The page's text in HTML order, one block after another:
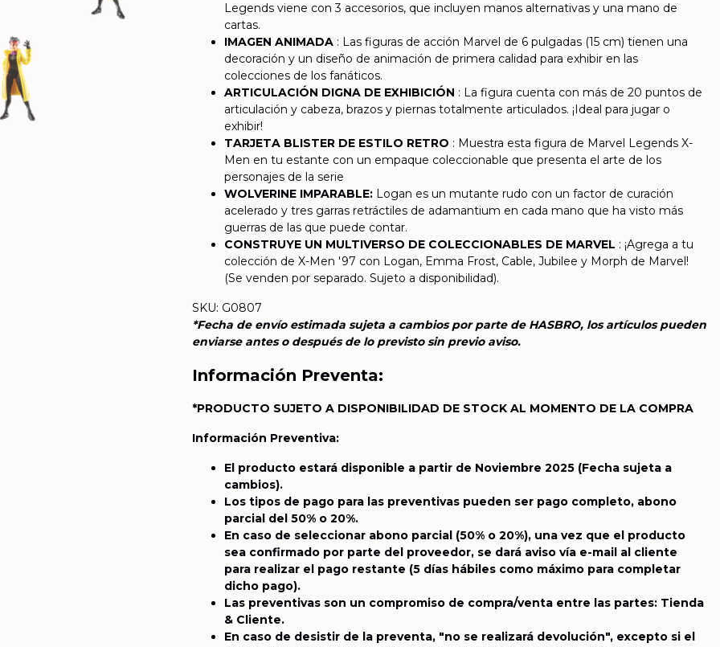
Legends viene con 3 accesorios, que incluyen manos alternativas y una mano de
cartas.
IMAGEN ANIMADA : Las figuras de acción Marvel de 6 pulgadas (15 cm) tienen una
decoración y un diseño de animación de primera calidad para exhibir en las
colecciones de los fanáticos.
ARTICULACIÓN DIGNA DE EXHIBICIÓN : La figura cuenta con más de 20 puntos de
articulación y cabeza, brazos y piernas totalmente articulados. ¡Ideal para jugar o
exhibir!
TARJETA BLISTER DE ESTILO RETRO : Muestra esta figura de Marvel Legends X-
Men en tu estante con un empaque coleccionable que presenta el arte de los
personajes de la serie
WOLVERINE IMPARABLE: Logan es un mutante rudo con un factor de curación
acelerado y tres garras retráctiles de adamantium en cada mano que ha visto más
guerras de las que puede contar.
CONSTRUYE UN MULTIVERSO DE COLECCIONABLES DE MARVEL : ¡Agrega a tu
colección de X-Men '97 con Logan, Emma Frost, Cable, Jubilee y Morph de Marvel!
(Se venden por separado. Sujeto a disponibilidad).
SKU: G0807
*Fecha de envío estimada sujeta a cambios por parte de HASBRO, los artículos pueden
enviarse antes o después de lo previsto sin previo aviso.
Información Preventa:
*PRODUCTO SUJETO A DISPONIBILIDAD DE STOCK AL MOMENTO DE LA COMPRA
Información Preventiva:
El producto estará disponible a partir de Noviembre 2025 (Fecha sujeta a
cambios).
Los tipos de pago para las preventivas pueden ser pago completo, abono
parcial del 50% o 20%.
En caso de seleccionar abono parcial (50% o 20%), una vez que el producto
sea confirmado por parte del proveedor, se dará aviso vía e-mail al cliente
para realizar el pago restante (5 días hábiles como máximo para completar
dicho pago).
Las preventivas son un compromiso de compra/venta entre las partes: Tienda
& Cliente.
En caso de desistir de la preventa, "no se realizará devolución", excepto si el